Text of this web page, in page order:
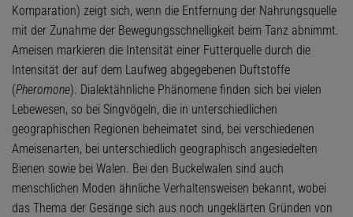
Komparation) zeigt sich, wenn die Entfernung der Nahrungsquelle
mit der Zunahme der Bewegungsschnelligkeit beim Tanz abnimmt.
Ameisen markieren die Intensität einer Futterquelle durch die
Intensität der auf dem Laufweg abgegebenen Duftstoffe
(Pheromone). Dialektähnliche Phänomene finden sich bei vielen
Lebewesen, so bei Singvögeln, die in unterschiedlichen
geographischen Regionen beheimatet sind, bei verschiedenen
Ameisenarten, bei unterschiedlich geographisch angesiedelten
Bienen sowie bei Walen. Bei den Buckelwalen sind auch
menschlichen Moden ähnliche Verhaltensweisen bekannt, wobei
das Thema der Gesänge sich aus noch ungeklärten Gründen von